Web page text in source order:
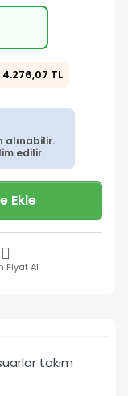
4.276,07 TL
alınabilir.
edilir.
Ekle
Fiyat Al
takım